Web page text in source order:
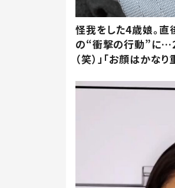
怪我をした4歳娘。直
の“衝撃の行動”に
（笑）」「お顔はかな